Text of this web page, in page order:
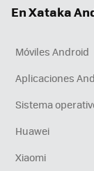
En Xataka
Móviles Android
Aplicaciones
Sistema
Huawei
Xiaomi